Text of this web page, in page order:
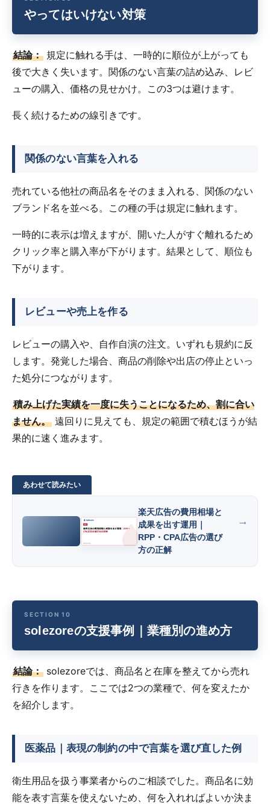
やってはいけない対策
結論： 規定に触れる手は、一時的に順位が上がっても
後で大きく失います。関係のない言葉の詰め込み、レビ
ューの購入、価格の見せかけ。この3つは避けます。
長く続けるための線引きです。
関係のない言葉を入れる
売れている他社の商品名をそのまま入れる、関係のない
ブランド名を並べる。この種の手は規定に触れます。
一時的に表示は増えますが、開いた人がすぐ離れるため
クリック率と購入率が下がります。結果として、順位も
下がります。
レビューや売上を作る
レビューの購入や、自作自演の注文。いずれも規約に反
します。発覚した場合、商品の削除や出店の停止といっ
た処分につながります。
積み上げた実績を一度に失うことになるため、割に合い
ません。 遠回りに見えても、規定の範囲で積むほうが結
果的に速く進みます。
楽天広告の費用相場と
成果を出す運用｜
RPP・CPA広告の選び
方の正解
solezoreの支援事例｜業種別の進め方
結論： solezoreでは、商品名と在庫を整えてから売れ
行きを作ります。ここでは2つの業種で、何を変えたか
を紹介します。
医薬品｜表現の制約の中で言葉を選び直した例
衛生用品を扱う事業者からのご相談でした。商品名に効
能を表す言葉を使えないため、何を入れればよいか決ま